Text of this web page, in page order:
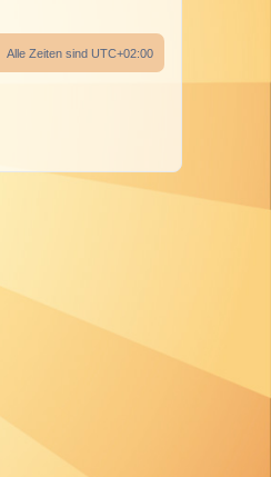
Alle Zeiten sind UTC+02:00